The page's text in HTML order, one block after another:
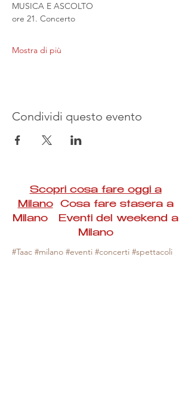
MUSICA E ASCOLTO
ore 21. Concerto
Mostra di più
Condividi questo evento
Scopri cosa fare oggi a
MilanoCosa fare stasera a
Milano Eventi del weekend a
Milano
#Taac #milano #eventi #concerti #spettacoli